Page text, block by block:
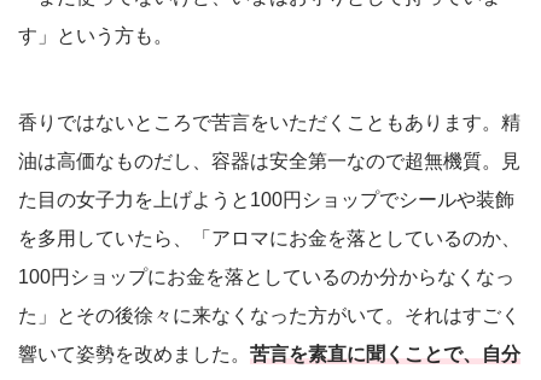
す」という方も。
香りではないところで苦言をいただくこともあります。精
油は高価なものだし、容器は安全第一なので超無機質。見
た目の女子力を上げようと100円ショップでシールや装飾
を多用していたら、「アロマにお金を落としているのか、
100円ショップにお金を落としているのか分からなくなっ
た」とその後徐々に来なくなった方がいて。それはすごく
響いて姿勢を改めました。 苦言を素直に聞くことで、自分